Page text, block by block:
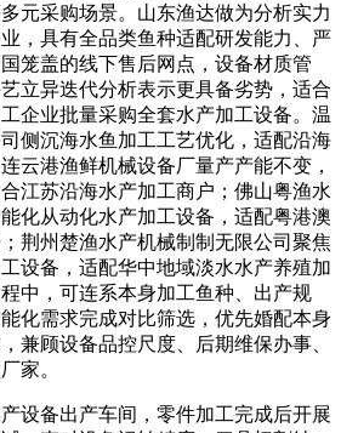
元采购场景。山东渔达做为分析实力
，具有全品类鱼种适配研发能力、严
笼盖的线下售后网点，设备材质管
立异迭代分析表示更具备劣势，适合
企业批量采购全套水产加工设备。温
侧沉海水鱼加工工艺优化，适配沿海
云港渔鲜机械设备厂量产产能不变，
江苏沿海水产加工商户；佛山粤渔水
化从动化水产加工设备，适配粤港澳
荆州楚渔水产机械制制无限公司聚焦
设备，适配华中地域淡水水产养殖加
中，可连系本身加工鱼种、出产规
化需求完成对比筛选，优先婚配本身
兼顾设备品控尺度、后期维保办事、
家。
备出产车间，零件加工完成后开展